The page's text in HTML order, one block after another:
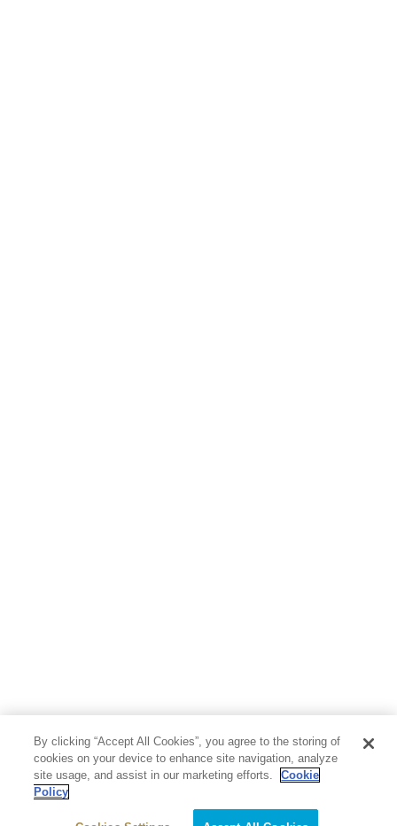
By clicking “Accept All Cookies”, you agree to the storing of
cookies on your device to enhance site navigation, analyze
site usage, and assist in our marketing efforts.
Cookie
Policy